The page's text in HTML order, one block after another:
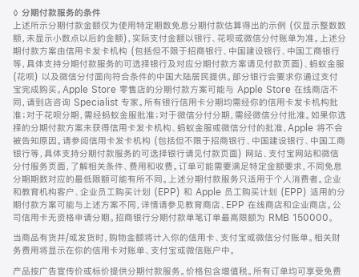
脚
注
◊ 分期付款服务的条件
上述所示分期付款金额仅为使用特定期数免息分期付款估算得出的示例 (仅显示整数数
额，未显示小数点以后的金额)，实际支付金额以银行、花呗或微信分付账单为准。上述分
期付款方案由信用卡发卡机构 (包括但不限于招商银行、中国建设银行、中国工商银行
等，具体支持分期付款服务的可选择银行及对应分期付款方案请见付款页面)、蚂蚁金服
(花呗) 以及微信分付面向符合条件的中国大陆居民提供。部分银行会要求你通过支付
宝完成购买。Apple Store 零售店的分期付款方案可能与 Apple Store 在线商店不
同，请到店咨询 Specialist 专家。所有银行信用卡分期均需经你的信用卡发卡机构批
准；对于花呗分期，需经蚂蚁金服批准；对于微信分付分期，需经微信分付批准。如果你选
择的分期付款方案未获得信用卡发卡机构、蚂蚁金服或微信分付的批准，Apple 将不会
被告知原因。请参阅信用卡发卡机构 (包括但不限于招商银行、中国建设银行、中国工商
银行等，具体支持分期付款服务的可选择银行请见付款页面) 网站、支付宝网站和微信
分付服务页面，了解相关条件、费用和收费。订单可能需要满足特定金额要求，不同免息
分期期数对应的最低限额可能有所不同。上述分期付款服务只适用于个人消费者。企业
和教育机构客户、企业员工购买计划 (EPP) 和 Apple 员工购买计划 (EPP) 适用的分
期付款方案可能与上述方案不同，详情请参见教育商店、EPP 在线商店和企业商店。公
司信用卡无资格申请分期。招商银行分期付款单笔订单最高限额为 RMB 150000。
当商品有货并/或发货时，购物金额将计入你的信用卡、支付宝或微信分付账单。相关财
务费用将显示在你的信用卡对账单、支付宝或微信账户中。
产品按广告宣传价或标价提供分期付款服务。价格包含增值税。所有订单均可享受免费